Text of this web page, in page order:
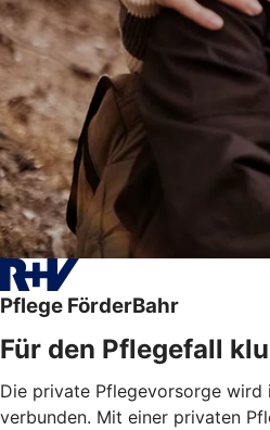
Pflege FörderBahr
Für den Pflegefall
Die private Pflegevorsorge wird
verbunden. Mit einer privaten